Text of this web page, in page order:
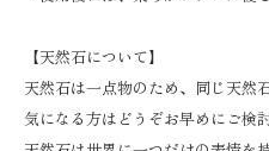
【天然石について】
天然石は一点物のため、同じ天然
気になる方はどうぞお早めにご検